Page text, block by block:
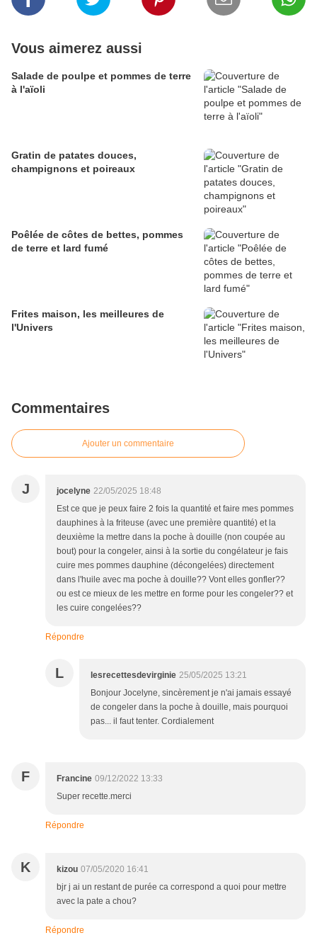
Vous aimerez aussi
Salade de poulpe et pommes de terre
à l'aïoli
Gratin de patates douces,
champignons et poireaux
Poêlée de côtes de bettes, pommes
de terre et lard fumé
Frites maison, les meilleures de
l'Univers
Commentaires
Ajouter un commentaire
J jocelyne 22/05/2025 18:48
Est ce que je peux faire 2 fois la quantité et faire mes pommes
dauphines à la friteuse (avec une première quantité) et la
deuxième la mettre dans la poche à douille (non coupée au
bout) pour la congeler, ainsi à la sortie du congélateur je fais
cuire mes pommes dauphine (décongelées) directement
dans l'huile avec ma poche à douille?? Vont elles gonfler??
ou est ce mieux de les mettre en forme pour les congeler?? et
les cuire congelées??
Répondre
L lesrecettesdevirginie 25/05/2025 13:21
Bonjour Jocelyne, sincèrement je n'ai jamais essayé
de congeler dans la poche à douille, mais pourquoi
pas... il faut tenter. Cordialement
F Francine 09/12/2022 13:33
Super recette.merci
Répondre
K kizou 07/05/2020 16:41
bjr j ai un restant de purée ca correspond a quoi pour mettre
avec la pate a chou?
Répondre